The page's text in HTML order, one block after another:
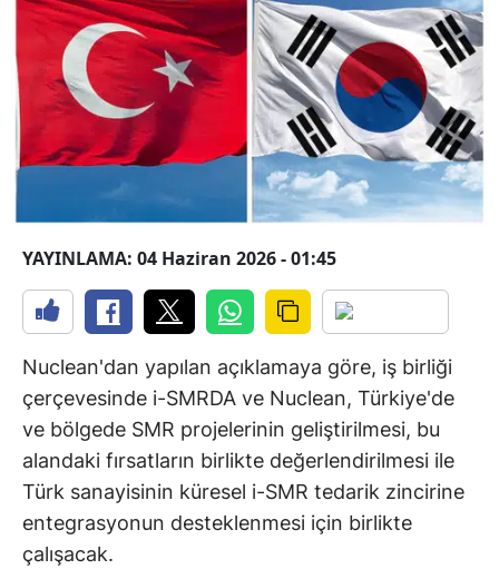
YAYINLAMA: 04 Haziran 2026 - 01:45
Nuclean'dan yapılan açıklamaya göre, iş birliği
çerçevesinde i-SMRDA ve Nuclean, Türkiye'de
ve bölgede SMR projelerinin geliştirilmesi, bu
alandaki fırsatların birlikte değerlendirilmesi ile
Türk sanayisinin küresel i-SMR tedarik zincirine
entegrasyonun desteklenmesi için birlikte
çalışacak.